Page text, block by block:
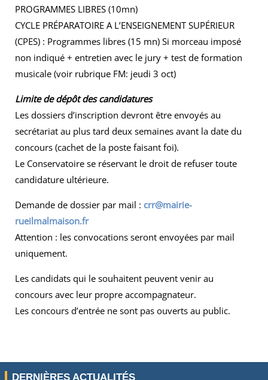
PROGRAMMES LIBRES (10mn)
CYCLE PRÉPARATOIRE A L’ENSEIGNEMENT SUPÉRIEUR
(CPES) : Programmes libres (15 mn) Si morceau imposé
non indiqué + entretien avec le jury + test de formation
musicale (voir rubrique FM: jeudi 3 oct)
Limite de dépôt des candidatures
Les dossiers d’inscription devront être envoyés au
secrétariat au plus tard deux semaines avant la date du
concours (cachet de la poste faisant foi).
Le Conservatoire se réservant le droit de refuser toute
candidature ultérieure.
Demande de dossier par mail : crr@mairie-
rueilmalmaison.fr
Attention : les convocations seront envoyées par mail
uniquement.
Les candidats qui le souhaitent peuvent venir au
concours avec leur propre accompagnateur.
Les concours d’entrée ne sont pas ouverts au public.
DERNIÈRES ACTUALITÉS